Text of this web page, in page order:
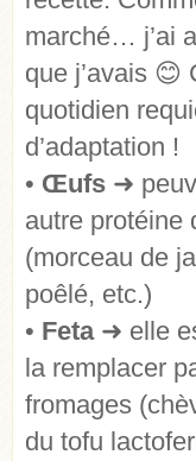
marché… j’ai
que j’avais 😊
quotidien
d’adaptation !
• Œufs ➜
autre protéine
(morceau de
poêlé, etc.)
• Feta ➜ elle
la remplacer
fromages
du tofu